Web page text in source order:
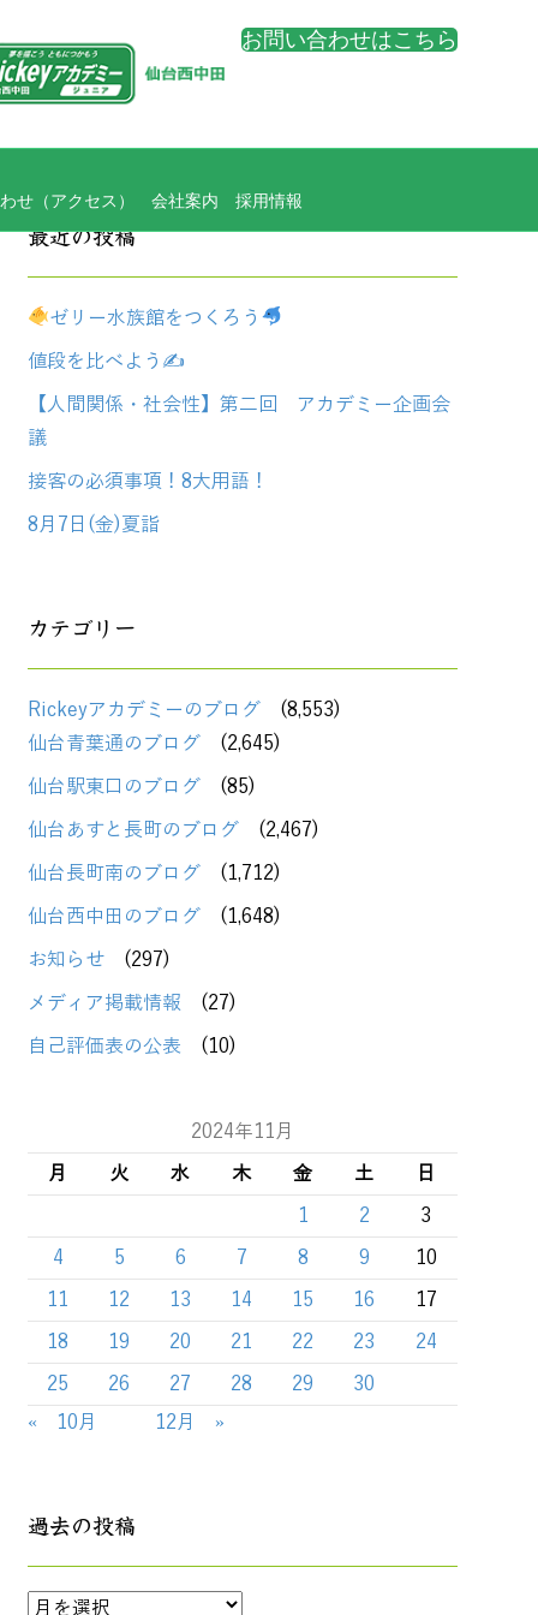
せ（アクセス） 会社案内 採用情報
お問い合わせはこちら
最近の投稿
ゼリー水族館をつくろう
値段を比べよう✍
【人間関係・社会性】第二回 アカデミー企画会
議
接客の必須事項！8大用語！
8月7日(金)夏詣
カテゴリー
Rickeyアカデミーのブログ(8,553)
仙台青葉通のブログ(2,645)
仙台駅東口のブログ(85)
仙台あすと長町のブログ(2,467)
仙台長町南のブログ(1,712)
仙台西中田のブログ(1,648)
お知らせ(297)
メディア掲載情報 (27)
自己評価表の公表 (10)
2024年11月
月
火 水 木 金 土
日
1
2
3
4
5 6 7 8 9
10
11
12 13 14 15 16
17
18
19 20 21 22 23
24
25
26 27 28 29
30
« 10月
12月 »
過去の投稿
過